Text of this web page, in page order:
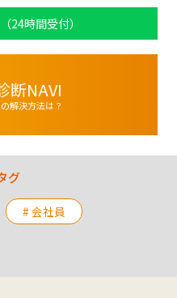
24時間受付）
断NAVI
解決方法は？
グ
# 会社員